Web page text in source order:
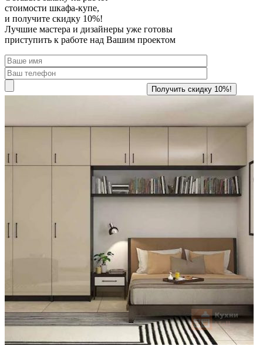
стоимости шкафа-купе,
и получите скидку 10%!
Лучшие мастера и дизайнеры уже готовы
приступить к работе над Вашим проектом